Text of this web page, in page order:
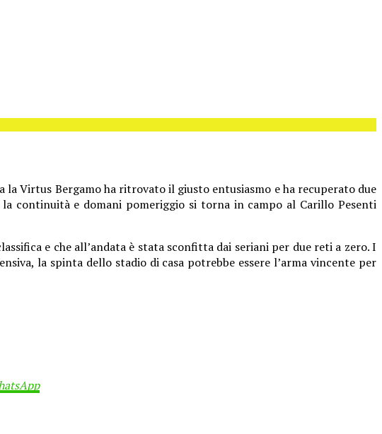
Virtus Bergamo ha ritrovato il giusto entusiasmo e ha recuperato due
continuità e domani pomeriggio si torna in campo al Carillo Pesenti
e che all’andata è stata sconfitta dai seriani per due reti a zero. I
la spinta dello stadio di casa potrebbe essere l’arma vincente per